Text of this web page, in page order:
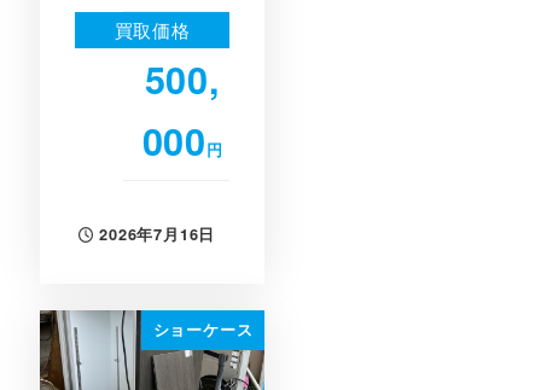
買取価格
500,
000円
投稿日
2026年7月16日
ショーケース